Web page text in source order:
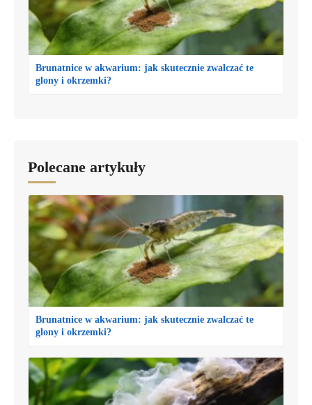
Brunatnice w akwarium: jak skutecznie zwalczać te
glony i okrzemki?
Polecane artykuły
Brunatnice w akwarium: jak skutecznie zwalczać te
glony i okrzemki?